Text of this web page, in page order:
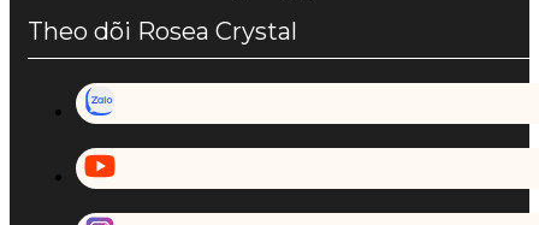
Theo dõi Rosea Crystal